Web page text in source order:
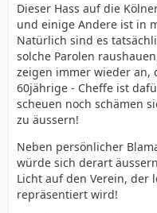
Dieser Hass auf die
und einige Andere ist in
Natürlich sind es
solche Parolen
zeigen immer wieder an,
60jährige - Cheffe ist
scheuen noch schämen
zu äussern!
Neben persönlicher
würde sich derart
Licht auf den Verein, der
repräsentiert wird!